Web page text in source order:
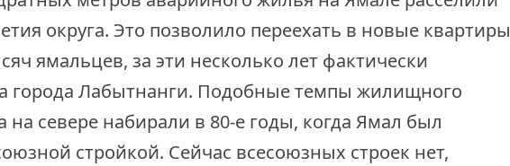
округа. Это позволило переехать в новые квартиры
ямальцев, за эти несколько лет фактически
города Лабытнанги. Подобные темпы жилищного
на севере набирали в 80-е годы, когда Ямал был
стройкой. Сейчас всесоюзных строек нет,